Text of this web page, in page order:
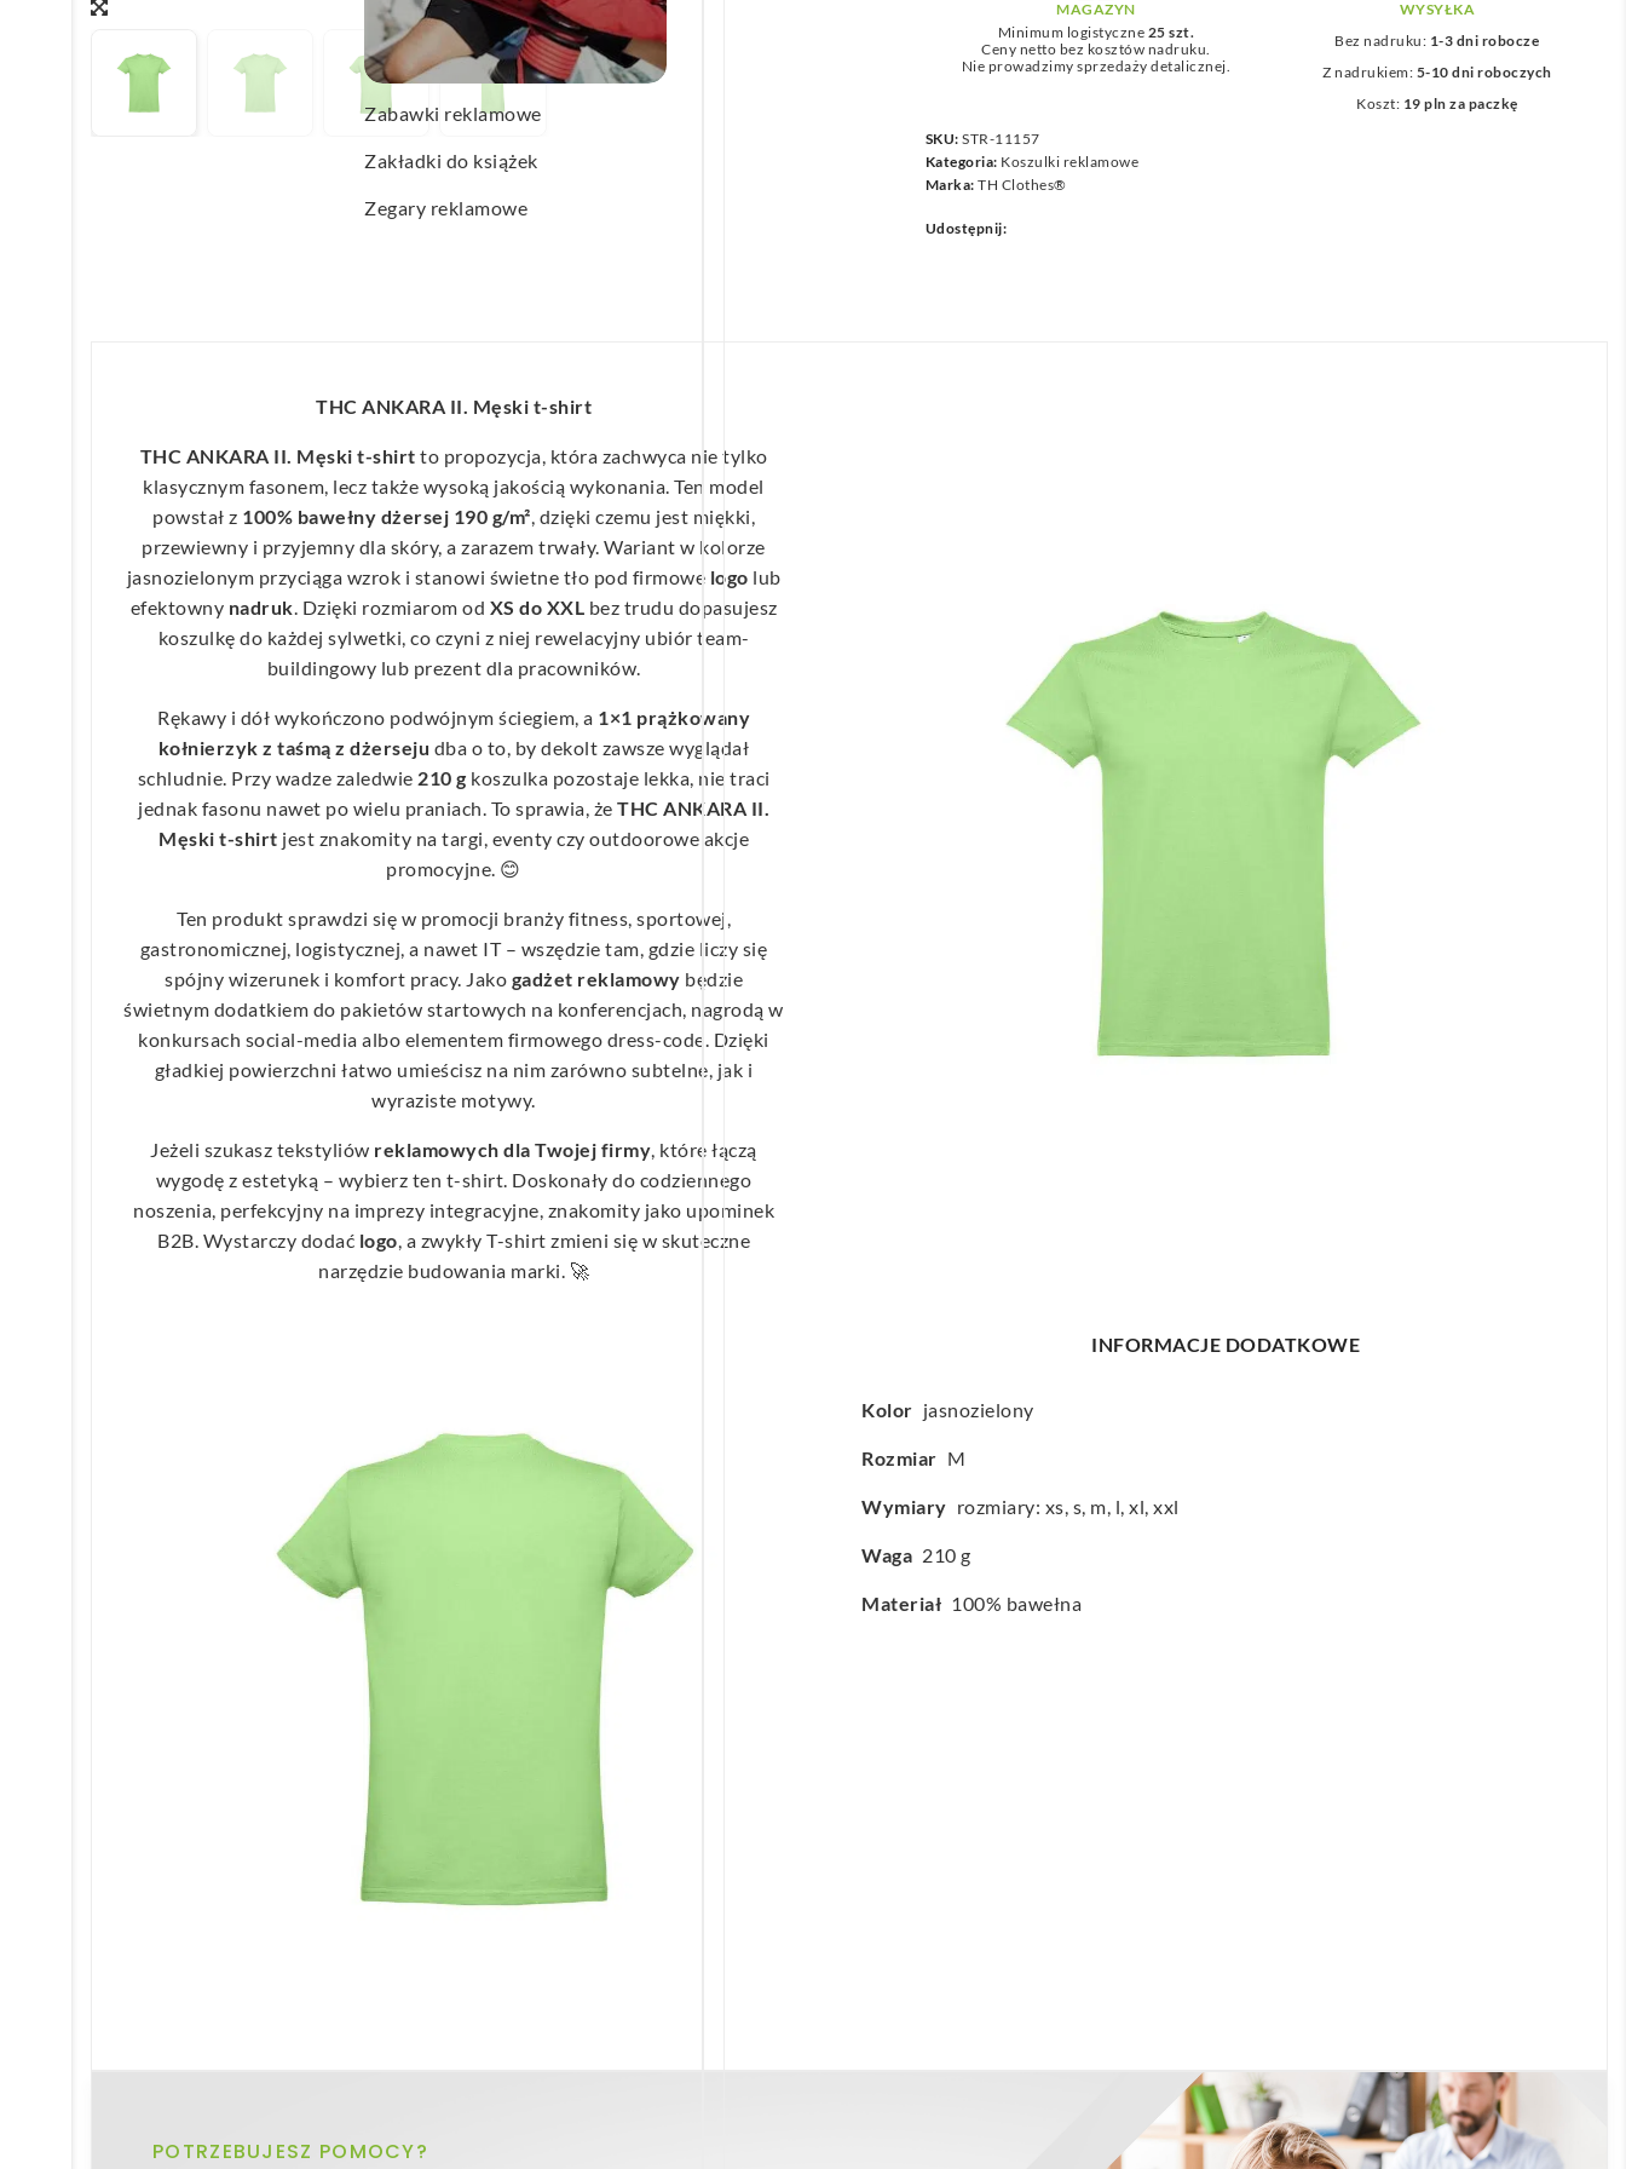
Wachlarze reklamowe
Wagi kuchenne
Zabawki reklamowe
Zakładki do książek
Zegary reklamowe
MAGAZYN
Minimum logistyczne 25 szt.
Ceny netto bez kosztów nadruku.
Nie prowadzimy sprzedaży detalicznej.
WYSYŁKA
Bez nadruku: 1-3 dni robocze
Z nadrukiem: 5-10 dni roboczych
Koszt: 19 pln za paczkę
SKU:STR-11157
Kategoria: Koszulki reklamowe
Marka:TH Clothes®
Udostępnij:
THC ANKARA II. Męski t-shirt
THC ANKARA II. Męski t-shirt to propozycja, która zachwyca nie tylko
klasycznym fasonem, lecz także wysoką jakością wykonania. Ten model
powstał z 100% bawełny dżersej 190 g/m², dzięki czemu jest miękki,
przewiewny i przyjemny dla skóry, a zarazem trwały. Wariant w kolorze
jasnozielonym przyciąga wzrok i stanowi świetne tło pod firmowe logo lub
efektowny nadruk. Dzięki rozmiarom od XS do XXL bez trudu dopasujesz
koszulkę do każdej sylwetki, co czyni z niej rewelacyjny ubiór team-
buildingowy lub prezent dla pracowników.
Rękawy i dół wykończono podwójnym ściegiem, a 1×1 prążkowany
kołnierzyk z taśmą z dżerseju dba o to, by dekolt zawsze wyglądał
schludnie. Przy wadze zaledwie 210 g koszulka pozostaje lekka, nie traci
jednak fasonu nawet po wielu praniach. To sprawia, że THC ANKARA II.
Męski t-shirt jest znakomity na targi, eventy czy outdoorowe akcje
promocyjne. 😊
Ten produkt sprawdzi się w promocji branży fitness, sportowej,
gastronomicznej, logistycznej, a nawet IT – wszędzie tam, gdzie liczy się
spójny wizerunek i komfort pracy. Jako gadżet reklamowy będzie
świetnym dodatkiem do pakietów startowych na konferencjach, nagrodą w
konkursach social-media albo elementem firmowego dress-code. Dzięki
gładkiej powierzchni łatwo umieścisz na nim zarówno subtelne, jak i
wyraziste motywy.
Jeżeli szukasz tekstyliów reklamowych dla Twojej firmy, które łączą
wygodę z estetyką – wybierz ten t-shirt. Doskonały do codziennego
noszenia, perfekcyjny na imprezy integracyjne, znakomity jako upominek
B2B. Wystarczy dodać logo, a zwykły T-shirt zmieni się w skuteczne
narzędzie budowania marki. 🚀
INFORMACJE DODATKOWE
Kolor jasnozielony
Rozmiar M
Wymiary rozmiary: xs, s, m, l, xl, xxl
Waga 210 g
Materiał 100% bawełna
POTRZEBUJESZ POMOCY?